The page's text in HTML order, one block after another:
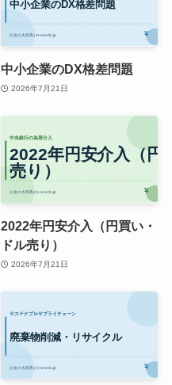
中小企業のDX格差問題
2026年7月21日
2022年円安介入（円買い・
ドル売り）
2026年7月21日